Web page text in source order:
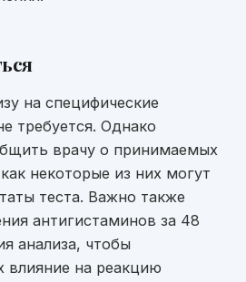
на специфические
требуется. Однако
врачу о принимаемых
некоторые из них могут
теста. Важно также
антигистаминов за 48
анализа, чтобы
влияние на реакцию